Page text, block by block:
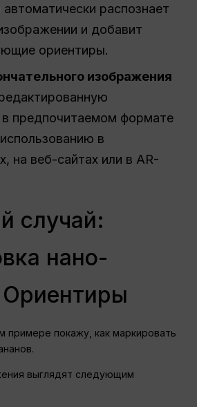
автоматически распознает
и добавит
ориентиры.
изображения
предпочитаемом формате
в
на веб-сайтах или в AR-
случай:
нано-
примере покажу, как маркировать
выглядят следующим